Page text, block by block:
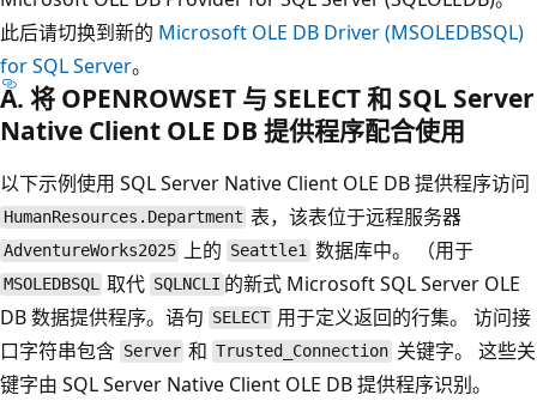
此后请切换到新的 Microsoft OLE DB Driver (MSOLEDBSQL)
for SQL Server。
A. 将 OPENROWSET 与 SELECT 和 SQL Server
Native Client OLE DB 提供程序配合使用
以下示例使用 SQL Server Native Client OLE DB 提供程序访问
HumanResources.Department 表，该表位于远程服务器
AdventureWorks2025 上的 Seattle1 数据库中。 （用于
MSOLEDBSQL 取代 SQLNCLI 的新式 Microsoft SQL Server OLE
DB 数据提供程序。语句 SELECT 用于定义返回的行集。 访问接
口字符串包含 Server 和 Trusted_Connection 关键字。 这些关
键字由 SQL Server Native Client OLE DB 提供程序识别。